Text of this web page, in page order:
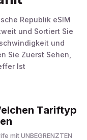
Republik eSIM
und Sortiert Sie
und
Sie Zuerst Sehen,
Ist
Tariftyp
mit UNBEGRENZTEN